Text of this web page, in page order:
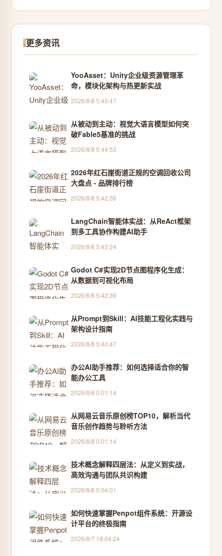
更多资讯
YooAsset：Unity企业级资源管理革
命，模块化架构与热更新实战
2026/8/8 5:45:47
从被动到主动：视觉大语言模型如何突
破Fable5基准的挑战
2026/8/8 5:44:53
2026年红石崖街道正规的空调回收公司
大盘点 - 品牌排行榜
2026/8/8 5:42:36
LangChain智能体实战：从ReAct框架
到多工具协作构建AI助手
2026/8/8 5:43:24
Godot C#实现2D节点图程序化生成：
从数据到可视化布局
2026/8/8 5:42:36
从Prompt到Skill：AI技能工程化实践与
架构设计指南
2026/8/8 5:40:47
办公AI助手推荐：如何选择适合你的智
能办公工具
2026/8/8 0:01:14
从网易云音乐原创榜TOP10，解析当代
音乐创作趋势与聆听方法
2026/8/8 0:01:14
技术概念解释四层法：从定义到实战，
高效沟通与团队共识构建
2026/8/8 0:04:01
如何快速掌握Penpot组件系统：开源设
计平台的终极指南
2026/8/7 18:04:24